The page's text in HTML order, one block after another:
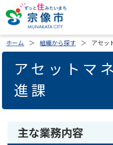
ホーム 組織から探す アセッ
アセットマ
進課
主な業務内容